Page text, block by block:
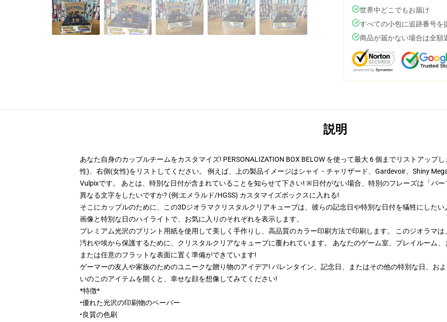
世界中どこでもお届け
すべての小包に追跡番号を
商品が届かない場合は全額
説明
あなた自身のカップルチームをカスタマイズ! PERSONALIZATION BOX BELOW を使って最大 6 個までリストアップ
性)、右側(女性)をリストしてください。 例えば、上の製品イメージはシャイ・チャリザード、Gardevoir、Shiny
Vulpixです。 あとは、特別な日付が含まれていることを知らせて下さい! ※日付がない場合、特別のフレーズは「パー
異なる文字をしたいですか? (例:エメラルド/HGSS) カスタマイズボックスに入れる!
そこにカップルのために、この3Dジオラマクリスタルクリアキューブは、彼らの記念日や特別な日付を犠牲にした
画像と特別な日のハイライトで、お気に入りのそれぞれを表示します。
プレミアム光沢のプリント用紙を使用して美しく手作りし、高品質のカラー印刷方法で印刷します。 このジオラマは
汚れや埃から保護するために、クリスタルクリアなキューブに覆われています。 あなたのゲーム室、プレイルーム、
または任意のフラットな表面に置く準備ができています!
ゲーマーの友人や家族のためのユニークな贈り物のアイデア! バレンタイン、記念日、またはその他の特別な日、お
いのこのアイテムを開くと、幸せな顔を想像してみてください!
*特徴*
•優れた光沢の印刷物のペーパー
•良質の色刷